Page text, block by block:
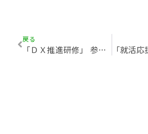
戻る
「ＤＸ推進研修」 参加者募集のお知らせ（主催：北見市雇用創造協議会）